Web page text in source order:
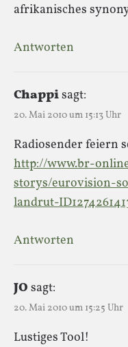
afrikanisches
Antworten
Chappisagt:
20. Mai 2010 um 15:13 Uhr
Radiosender feiern
http://www.br-
storys/eurovision-
landrut-
Antworten
JO sagt:
20. Mai 2010 um 15:25 Uhr
Lustiges Tool!